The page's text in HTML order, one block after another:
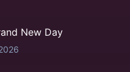
New Day